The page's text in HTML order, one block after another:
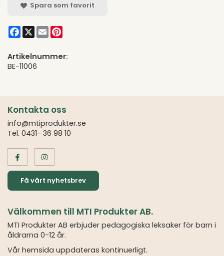
Spara som favorit
Facebook
X Email
Artikelnummer:
BE-11006
Kontakta oss
info@mtiprodukter.se
Tel. 0431- 36 98 10
Få vårt nyhetsbrev
Välkommen till MTI Produkter AB.
MTI Produkter AB erbjuder pedagogiska leksaker för barn i
åldrarna 0-12 år.
Vår hemsida uppdateras kontinuerligt.